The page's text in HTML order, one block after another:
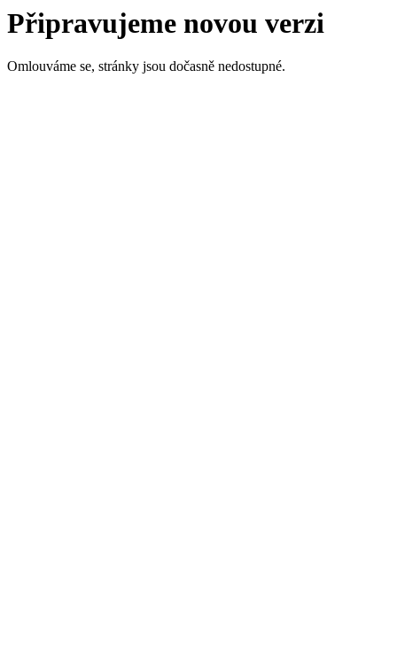
Připravujeme novou verzi
Omlouváme se, stránky jsou dočasně nedostupné.